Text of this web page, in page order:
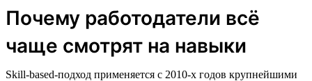
Почему работодатели всё
чаще смотрят на навыки
Skill-based-подход применяется с 2010-х годов крупнейшими